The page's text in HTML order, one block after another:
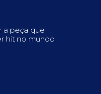
a peça que
hit no mundo